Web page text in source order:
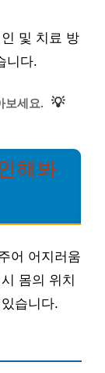
및 치료 방
니다.
보세요. 💡
해봐
어 어지러움
몸의 위치
습니다.